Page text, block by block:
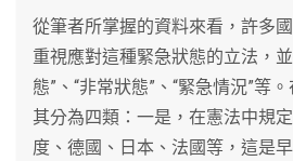
從筆者所掌握的資料來看，許多
重視應對這種緊急狀態的立法，
態”、“非常狀態”、“緊急情況”等
其分為四類：一是，在憲法中規
度、德國、日本、法國等，這是